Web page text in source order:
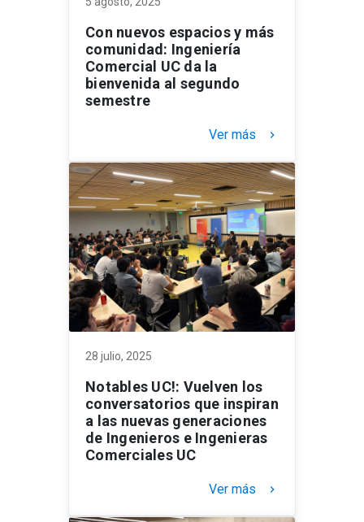
Con nuevos espacios y más
comunidad: Ingeniería
Comercial UC da la
bienvenida al segundo
semestre
Ver más keyboard_arrow_right
28 julio, 2025
Notables UC!: Vuelven los
conversatorios que inspiran
a las nuevas generaciones
de Ingenieros e Ingenieras
Comerciales UC
Ver más keyboard_arrow_right